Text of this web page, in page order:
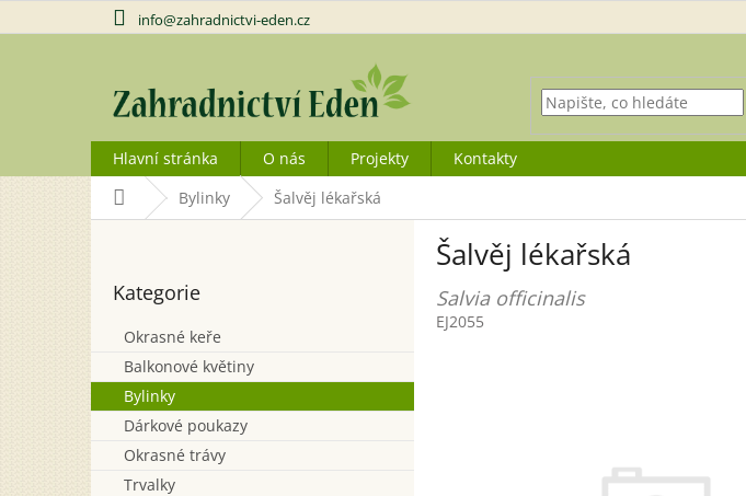
na
info@zahradnictvi-eden.cz
Hlavní stránka O nás Projekty
Kontakty
Domů Bylinky Šalvěj lékařská
n
kategorie
Kategorie
Okrasné keře
Balkonové květiny
Bylinky
Dárkové poukazy
Okrasné trávy
Trvalky
Šalvěj lékařská
Salvia officinalis
EJ2055